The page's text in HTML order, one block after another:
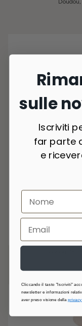
sulle
Iscriviti
far parte
e
Cliccando il tasto "Iscriviti"
newsletter e informazioni
aver preso visione della